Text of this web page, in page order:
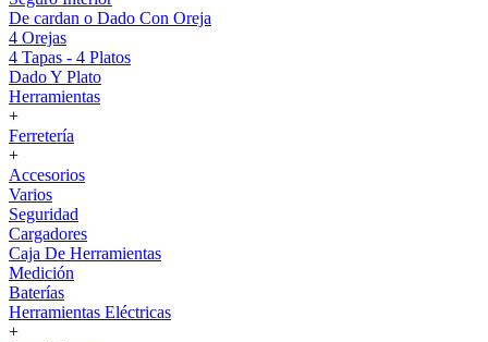
De cardan o Dado Con Oreja
4 Orejas
4 Tapas - 4 Platos
Dado Y Plato
Herramientas
+
Ferretería
+
Accesorios
Varios
Seguridad
Cargadores
Caja De Herramientas
Medición
Baterías
Herramientas Eléctricas
+